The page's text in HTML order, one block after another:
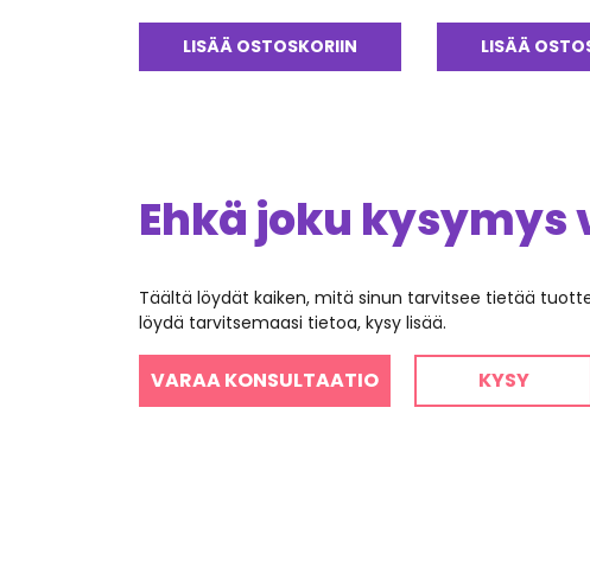
LISÄÄ OSTOSKORIIN LISÄÄ
Ehkä joku kysymys
Täältä löydät kaiken, mitä sinun tarvitsee tietää
löydä tarvitsemaasi tietoa, kysy lisää.
VARAA KONSULTAATIO KYSY